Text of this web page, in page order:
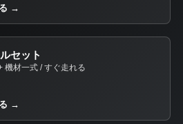
→
セット
機材一式 / すぐ走れる
→